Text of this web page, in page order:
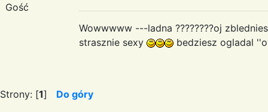
Gość
Wowwwww ---ladna ????????oj
strasznie sexy
bedziesz ogladal
Strony: [1] Do góry